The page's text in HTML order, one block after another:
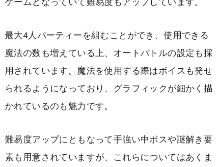
ゲームとなっていて難易度もアップしています。
最大4人パーティーを組むことができ、使用できる
魔法の数も増えている上、オートバトルの設定も採
用されています。魔法を使用する際はボイスも発せ
られるようになっており、グラフィックが細かく描
かれているのも魅力です。
難易度アップにともなって手強い中ボスや謎解き要
素も用意されていますが、これらについてはあくま